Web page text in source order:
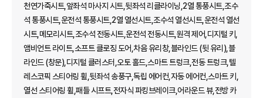
천연가죽시트,앞좌석 마사지 시트,뒷좌석 리클라이닝,2열 통풍시트,조수
석 통풍시트,운전석 통풍시트,2열 열선시트,조수석 열선시트,운전석 열선
시트,메모리시트,조수석 전동시트,운전석 전동시트,원격 제어,디지털 키,
앰비언트 라이트,소프트 클로징 도어,차음 유리창,블라인드 (뒷 유리),블
라인드 (창문),디지털 클러스터,오토 홀드,스마트 트렁크,전동 트렁크,텔
레스코픽 스티어링 휠,뒷좌석 송풍구,독립 에어컨,자동 에어컨,스마트 키,
열선 스티어링 휠,패들 시프트,전자식 파킹브레이크,어라운드 뷰,전방 카